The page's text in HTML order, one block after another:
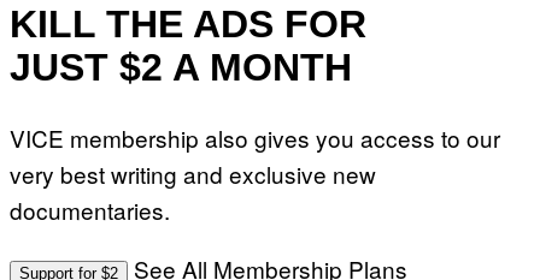
KILL THE ADS FOR
JUST $2 A MONTH
VICE membership also gives you access to our
very best writing and exclusive new
documentaries.
Support for $2 See All Membership Plans